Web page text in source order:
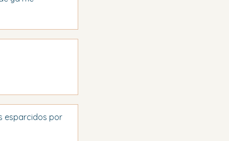
esparcidos por